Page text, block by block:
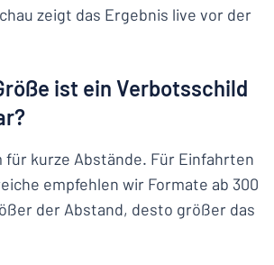
zeigt das Ergebnis live vor der
ist ein Verbotsschild
für kurze Abstände. Für Einfahrten
empfehlen wir Formate ab 300
der Abstand, desto größer das